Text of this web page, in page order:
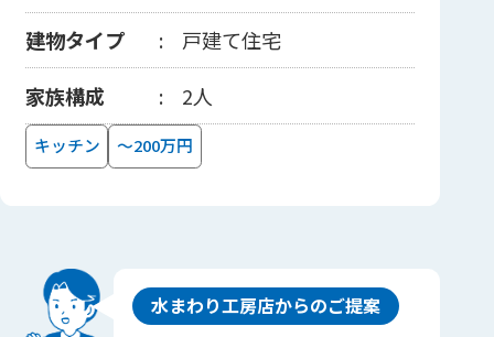
建物タイプ
戸建て住宅
家族構成
2人
キッチン ～200万円
水まわり工房店からのご提案